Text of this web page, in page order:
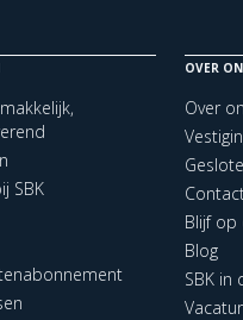
SBK
OVER
Over
Blijf op
Blog
SBK in